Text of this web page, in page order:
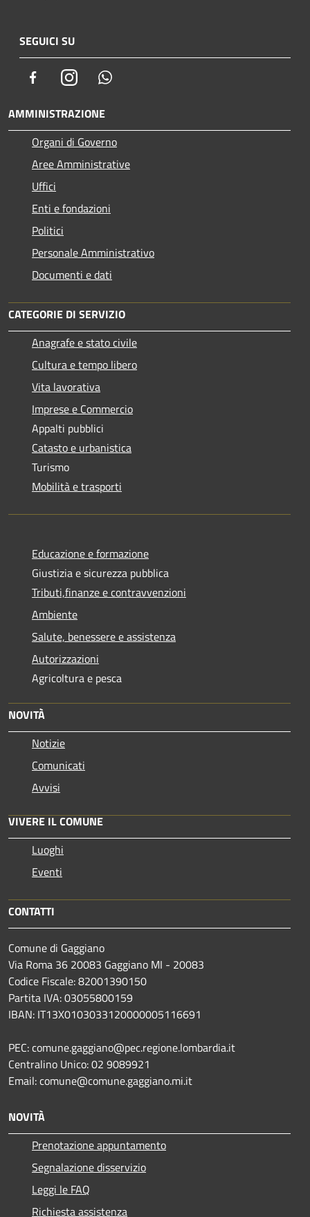
SEGUICI SU
FacebookInstagram
AMMINISTRAZIONE
Organi di Governo
Aree Amministrative
Uffici
Enti e fondazioni
Politici
Personale Amministrativo
Documenti e dati
CATEGORIE DI SERVIZIO
Anagrafe e stato civile
Cultura e tempo libero
Vita lavorativa
Imprese e Commercio
Appalti pubblici
Catasto e urbanistica
Turismo
Mobilità e trasporti
Educazione e formazione
Giustizia e sicurezza pubblica
Tributi,finanze e contravvenzioni
Ambiente
Salute, benessere e assistenza
Autorizzazioni
Agricoltura e pesca
NOVITÀ
Notizie
Comunicati
Avvisi
VIVERE IL COMUNE
Luoghi
Eventi
CONTATTI
Comune di Gaggiano
Via Roma 36 20083 Gaggiano MI - 20083
Codice Fiscale: 82001390150
Partita IVA: 03055800159
IBAN: IT13X0103033120000005116691
PEC: comune.gaggiano@pec.regione.lombardia.it
Centralino Unico: 02 9089921
Email: comune@comune.gaggiano.mi.it
NOVITÀ
Prenotazione appuntamento
Segnalazione disservizio
Leggi le FAQ
Richiesta assistenza